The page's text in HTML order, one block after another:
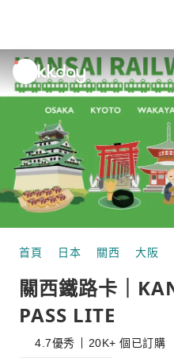
unread
notifications
首頁 日本 關西 大阪
關西鐵路卡｜
PASS LITE
4.7優秀 20K+ 個已訂購